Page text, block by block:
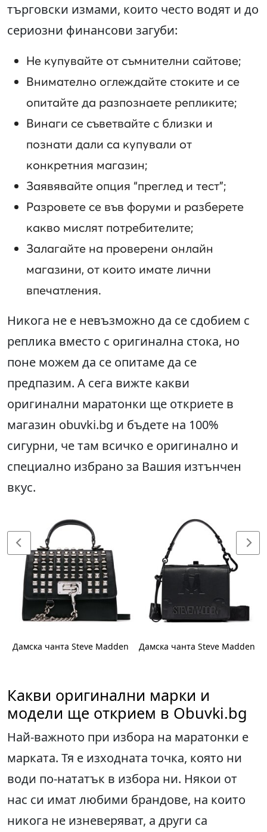
търговски измами, които често водят и до
сериозни финансови загуби:
Не купувайте от съмнителни сайтове;
Внимателно оглеждайте стоките и се
опитайте да разпознаете репликите;
Винаги се съветвайте с близки и
познати дали са купували от
конкретния магазин;
Заявявайте опция “преглед и тест”;
Разровете се във форуми и разберете
какво мислят потребителите;
Залагайте на проверени онлайн
магазини, от които имате лични
впечатления.
Никога не е невъзможно да се сдобием с
реплика вместо с оригинална стока, но
поне можем да се опитаме да се
предпазим. А сега вижте какви
оригинални маратонки ще откриете в
магазин obuvki.bg и бъдете на 100%
сигурни, че там всичко е оригинално и
специално избрано за Вашия изтънчен
вкус.
Дамска чанта Steve Madden Дамска чанта Steve Madden
Какви оригинални марки и
модели ще открием в Obuvki.bg
Най-важното при избора на маратонки е
марката. Тя е изходната точка, която ни
води по-нататък в избора ни. Някои от
нас си имат любими брандове, на които
никога не изневеряват, а други са